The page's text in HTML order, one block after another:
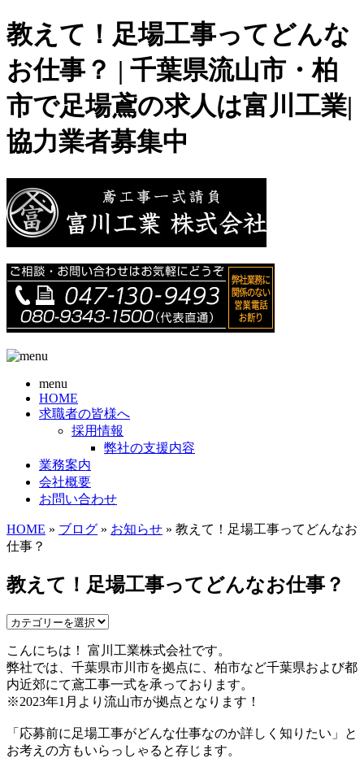
教えて！足場工事ってどんな
お仕事？ | 千葉県流山市・柏
市で足場鳶の求人は富川工業|
協力業者募集中
menu
HOME
求職者の皆様へ
採用情報
弊社の支援内容
業務案内
会社概要
お問い合わせ
HOME » ブログ » お知らせ » 教えて！足場工事ってどんなお
仕事？
教えて！足場工事ってどんなお仕事？
こんにちは！ 富川工業株式会社です。
弊社では、千葉県市川市を拠点に、柏市など千葉県および都
内近郊にて鳶工事一式を承っております。
※2023年1月より流山市が拠点となります！
「応募前に足場工事がどんな仕事なのか詳しく知りたい」と
お考えの方もいらっしゃると存じます。